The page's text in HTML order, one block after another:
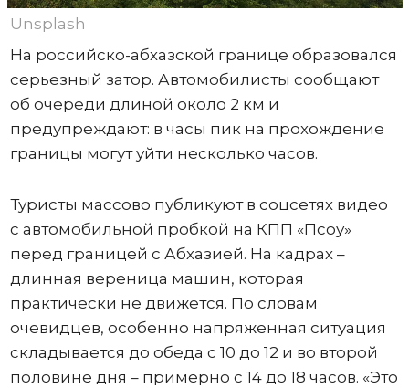
Unsplash
На российско-абхазской границе образовался
серьезный затор. Автомобилисты сообщают
об очереди длиной около 2 км и
предупреждают: в часы пик на прохождение
границы могут уйти несколько часов.
Туристы массово публикуют в соцсетях видео
с автомобильной пробкой на КПП «Псоу»
перед границей с Абхазией. На кадрах –
длинная вереница машин, которая
практически не движется. По словам
очевидцев, особенно напряженная ситуация
складывается до обеда с 10 до 12 и во второй
половине дня – примерно с 14 до 18 часов. «Это